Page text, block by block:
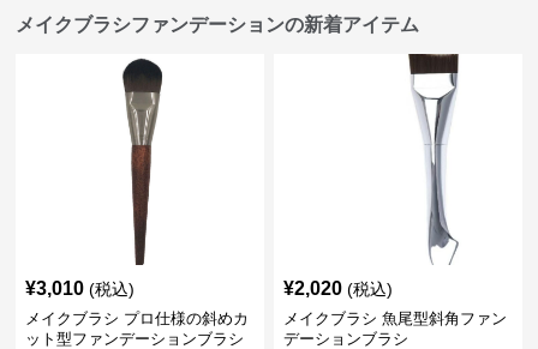
メイクブラシファンデーションの新着アイテム
¥3,010 (税込)
メイクブラシ プロ仕様の斜めカ
ット型ファンデーションブラシ
¥2,020 (税込)
メイクブラシ 魚尾型斜角ファン
デーションブラシ